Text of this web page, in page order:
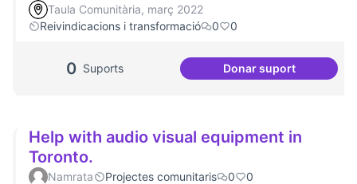
Taula Comunitària, març 2022
Reivindicacions i transformació
0 0
0 Suports Donar suport
Millorar la
Help with audio visual equipment in
Toronto.
Namrata Projectes comunitaris 0 0